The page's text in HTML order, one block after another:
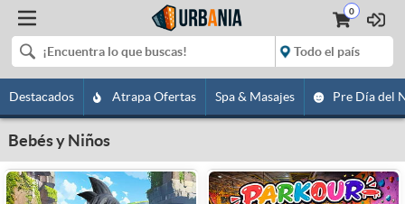
0
Destacados Atrapa Ofertas Spa & Masajes Pre Día del
Bebés y Niños